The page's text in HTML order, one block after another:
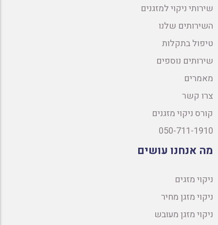
שירותי ניקוי למזגנים
השירותים שלנו
טיפול בתקלות
שירותים נוספים
מאמרים
צרו קשר
קורס ניקוי מזגנים
050-711-1910
מה אנחנו עושים
ניקוי מזגים
ניקוי מזגן מחיר
ניקוי מזגן מעובש